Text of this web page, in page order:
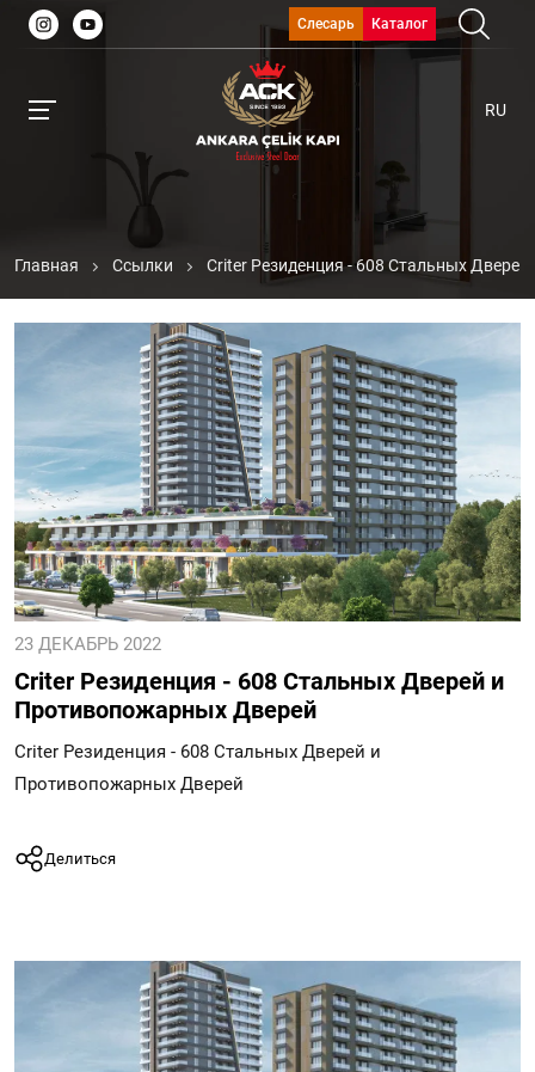
Слесарь Каталог
RU
Главная Ссылки Criter Резиденция - 608 Стальных
23 ДЕКАБРЬ 2022
Criter Резиденция - 608 Стальных Дверей и
Противопожарных Дверей
Criter Резиденция - 608 Стальных Дверей и
Противопожарных Дверей
Делиться